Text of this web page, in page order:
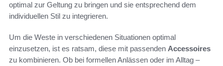
optimal zur Geltung zu bringen und sie entsprechend dem
individuellen Stil zu integrieren.
Um die Weste in verschiedenen Situationen optimal
einzusetzen, ist es ratsam, diese mit passenden Accessoires
zu kombinieren. Ob bei formellen Anlässen oder im Alltag –